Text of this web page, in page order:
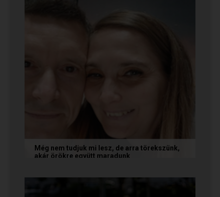
Még nem tudjuk mi lesz, de arra törekszünk,
akár örökre együtt maradunk
nekünk, akiknél néhány találkozás után eldőlt